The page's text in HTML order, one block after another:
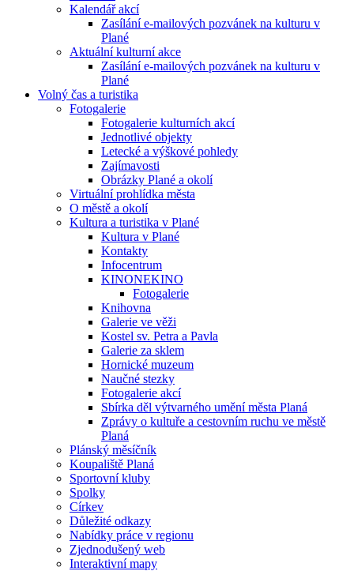
Kalendář akcí
Zasílání e-mailových pozvánek na kulturu v
Plané
Aktuální kulturní akce
Zasílání e-mailových pozvánek na kulturu v
Plané
Volný čas a turistika
Fotogalerie
Fotogalerie kulturních akcí
Jednotlivé objekty
Letecké a výškové pohledy
Zajímavosti
Obrázky Plané a okolí
Virtuální prohlídka města
O městě a okolí
Kultura a turistika v Plané
Kultura v Plané
Kontakty
Infocentrum
KINONEKINO
Fotogalerie
Knihovna
Galerie ve věži
Kostel sv. Petra a Pavla
Galerie za sklem
Hornické muzeum
Naučné stezky
Fotogalerie akcí
Sbírka děl výtvarného umění města Planá
Zprávy o kultuře a cestovním ruchu ve městě
Planá
Plánský měsíčník
Koupaliště Planá
Sportovní kluby
Spolky
Církev
Důležité odkazy
Nabídky práce v regionu
Zjednodušený web
Interaktivní mapy